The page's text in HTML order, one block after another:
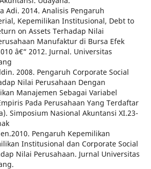
Adi. 2014. Analisis Pengaruh
Kepemilikan Institusional, Debt to
on Assets Terhadap Nilai
Manufaktur di Bursa Efek
â€“ 2012. Jurnal. Universitas
2008. Pengaruh Corporate Social
Nilai Perusahaan Dengan
Manajemen Sebagai Variabel
Pada Perusahaan Yang Terdaftar
Simposium Nasional Akuntansi XI.23-
Pengaruh Kepemilikan
Institusional dan Corporate Social
Nilai Perusahaan. Jurnal Universitas